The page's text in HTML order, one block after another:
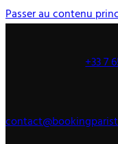
Passer au contenu
+33 7